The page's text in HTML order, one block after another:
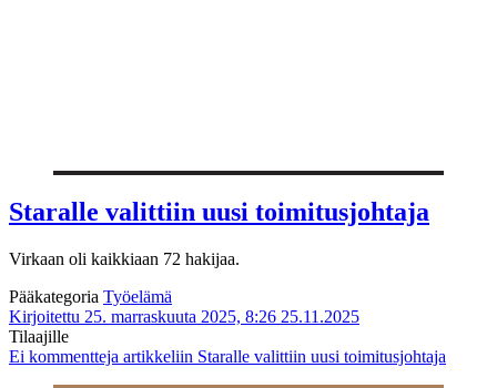
Staralle valittiin uusi toimitusjohtaja
Virkaan oli kaikkiaan 72 hakijaa.
Pääkategoria Työelämä
Kirjoitettu 25. marraskuuta 2025, 8:26 25.11.2025
Tilaajille
Ei kommentteja artikkeliin Staralle valittiin uusi toimitusjohtaja